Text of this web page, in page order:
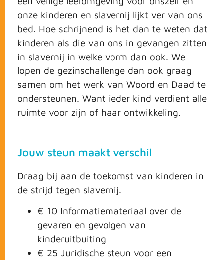
onze kinderen en slavernij lijkt ver van ons
bed. Hoe schrijnend is het dan te weten dat
kinderen als die van ons in gevangen zitten
in slavernij in welke vorm dan ook. We
lopen de gezinschallenge dan ook graag
samen om het werk van Woord en Daad te
ondersteunen. Want ieder kind verdient alle
ruimte voor zijn of haar ontwikkeling.
Jouw steun maakt verschil
Draag bij aan de toekomst van kinderen in
de strijd tegen slavernij.
€ 10 Informatiemateriaal over de
gevaren en gevolgen van
kinderuitbuiting
€ 25 Juridische steun voor een